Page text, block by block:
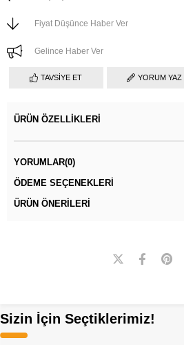
Fiyat Düşünce Haber Ver
Gelince Haber Ver
TAVSIYE ET YORUM YAZ
ÜRÜN ÖZELLIKLERI
YORUMLAR(0)
ÖDEME SEÇENEKLERI
ÜRÜN ÖNERILERI
Sizin İçin Seçtiklerimiz!